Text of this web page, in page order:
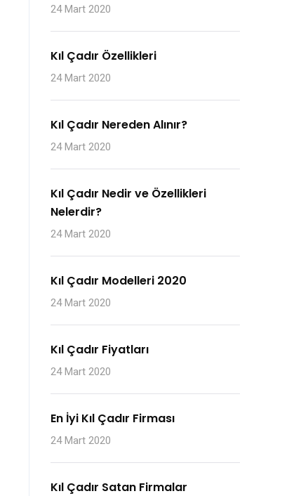
24 Mart 2020
Kıl Çadır Özellikleri
24 Mart 2020
Kıl Çadır Nereden Alınır?
24 Mart 2020
Kıl Çadır Nedir ve Özellikleri
Nelerdir?
24 Mart 2020
Kıl Çadır Modelleri 2020
24 Mart 2020
Kıl Çadır Fiyatları
24 Mart 2020
En İyi Kıl Çadır Firması
24 Mart 2020
Kıl Çadır Satan Firmalar